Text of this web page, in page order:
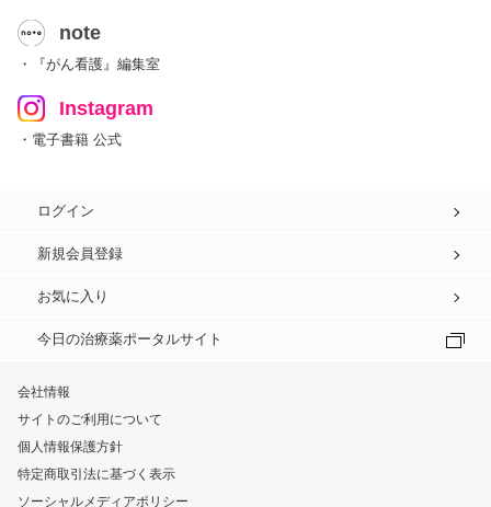
note
・『がん看護』編集室
Instagram
・電子書籍 公式
ログイン
新規会員登録
お気に入り
今日の治療薬ポータルサイト
会社情報
サイトのご利用について
個人情報保護方針
特定商取引法に基づく表示
ソーシャルメディアポリシー